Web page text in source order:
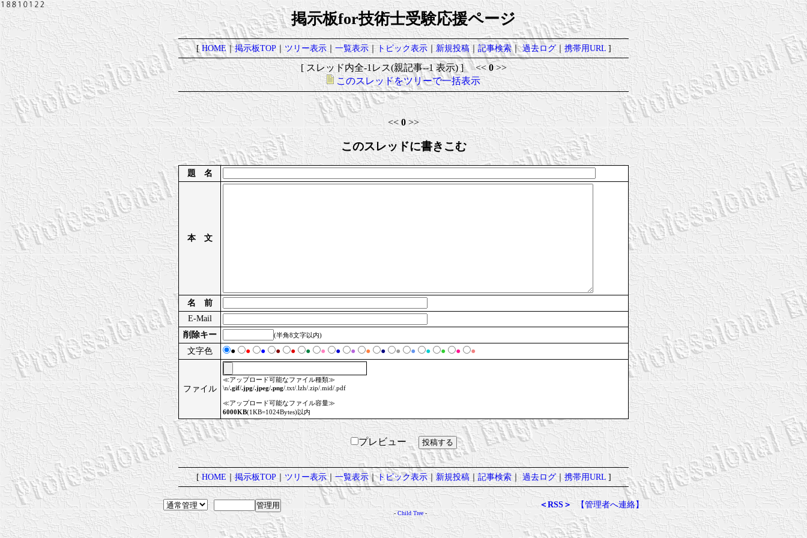
掲示板for技術士受験応援ページ
[HOME｜掲示板TOP｜ツリー表示｜一覧表示｜トピック表示｜新規投稿｜記事検索｜過去ログ｜携帯用URL]
[ スレッド内全-1レス(親記事--1 表示) ] <<0>>
このスレッドをツリーで一括表示
<<0>>
このスレッドに書きこむ
題 名
本 文
名 前
E-Mail
削除キー
(半角8文字以内)
文字色 ● ● ● ● ● ● ● ● ● ● ● ● ● ● ● ● ●
ファイル
≪アップロード可能なファイル種類≫
\n/.gif/.jpg/.jpeg/.png/.txt/.lzh/.zip/.mid/.pdf
≪アップロード可能なファイル容量≫
6000KB(1KB=1024Bytes)以内
プレビュー
[HOME｜掲示板TOP｜ツリー表示｜一覧表示｜トピック表示｜新規投稿｜記事検索｜過去ログ｜携帯用URL]
＜RSS＞ 【管理者へ連絡】
-Child Tree-